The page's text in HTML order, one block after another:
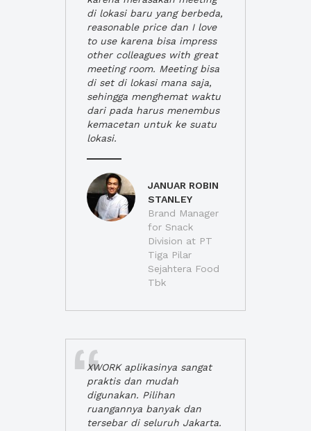
di lokasi baru yang berbeda,
reasonable price dan I love
to use karena bisa impress
other colleagues with great
meeting room. Meeting bisa
di set di lokasi mana saja,
sehingga menghemat waktu
dari pada harus menembus
kemacetan untuk ke suatu
lokasi.
JANUAR ROBIN
STANLEY
Brand Manager
for Snack
Division at PT
Tiga Pilar
Sejahtera Food
Tbk
XWORK aplikasinya sangat
praktis dan mudah
digunakan. Pilihan
ruangannya banyak dan
tersebar di seluruh Jakarta.